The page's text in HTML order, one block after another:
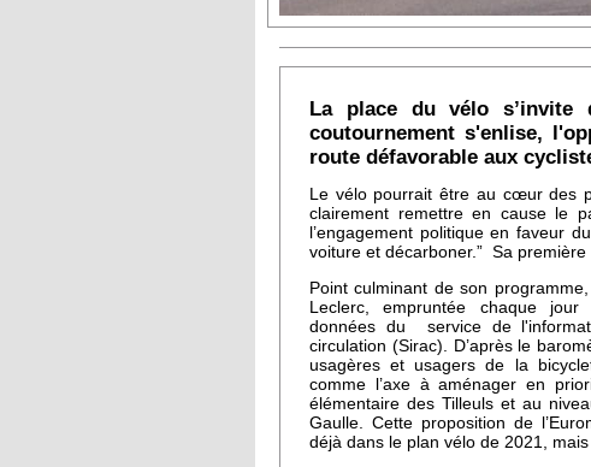
La place du vélo s’invite
coutournement s'enlise,
route défavorable aux
Le vélo pourrait être au cœur des
clairement remettre en cause le
l’engagement politique en faveur
voiture et décarboner.” Sa
Point culminant de son
Leclerc, empruntée chaque
données du service de
circulation (Sirac). D’après le
usagères et usagers de la
comme l’axe à aménager en
élémentaire des Tilleuls et au
Gaulle. Cette proposition de
déjà dans le plan vélo de 2021, mais